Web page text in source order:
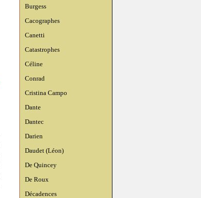
Burgess
Cacographes
Canetti
Catastrophes
Céline
Conrad
Cristina Campo
Dante
Dantec
Darien
Daudet (Léon)
De Quincey
De Roux
Décadences